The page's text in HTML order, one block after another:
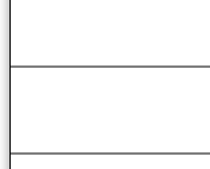
ou se font de
époques, davantage
manière plus
dans diverses